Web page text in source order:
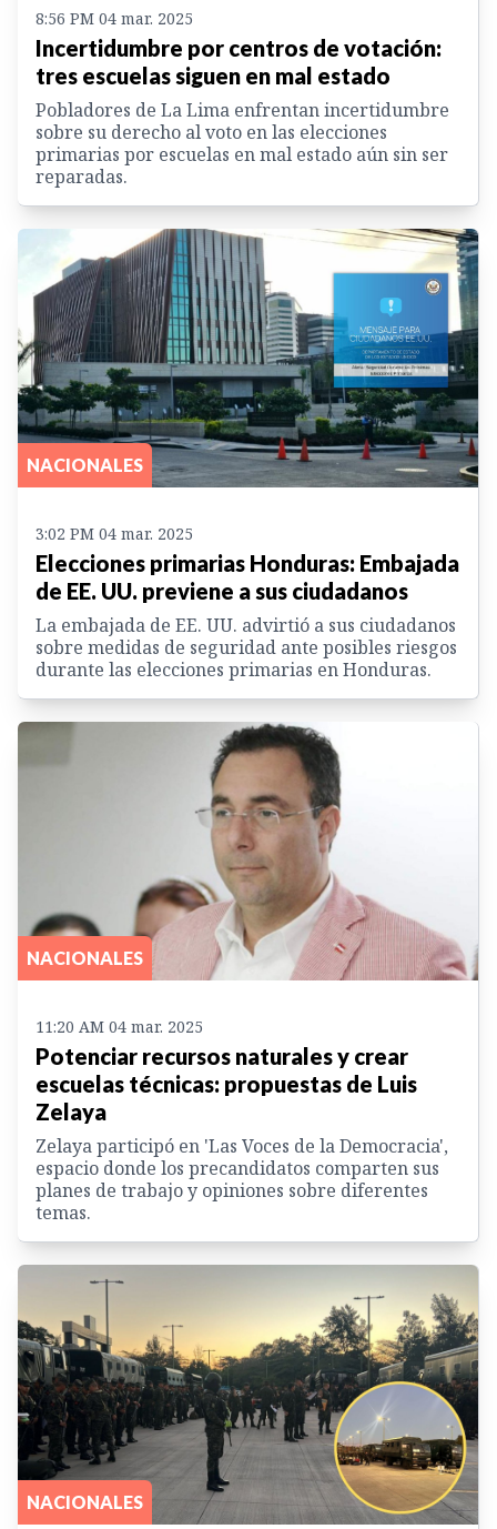
8:56 PM 04 mar. 2025
Incertidumbre por centros de votación:
tres escuelas siguen en mal estado
Pobladores de La Lima enfrentan incertidumbre
sobre su derecho al voto en las elecciones
primarias por escuelas en mal estado aún sin ser
reparadas.
NACIONALES
3:02 PM 04 mar. 2025
Elecciones primarias Honduras: Embajada
de EE. UU. previene a sus ciudadanos
La embajada de EE. UU. advirtió a sus ciudadanos
sobre medidas de seguridad ante posibles riesgos
durante las elecciones primarias en Honduras.
NACIONALES
11:20 AM 04 mar. 2025
Potenciar recursos naturales y crear
escuelas técnicas: propuestas de Luis
Zelaya
Zelaya participó en 'Las Voces de la Democracia',
espacio donde los precandidatos comparten sus
planes de trabajo y opiniones sobre diferentes
temas.
NACIONALES